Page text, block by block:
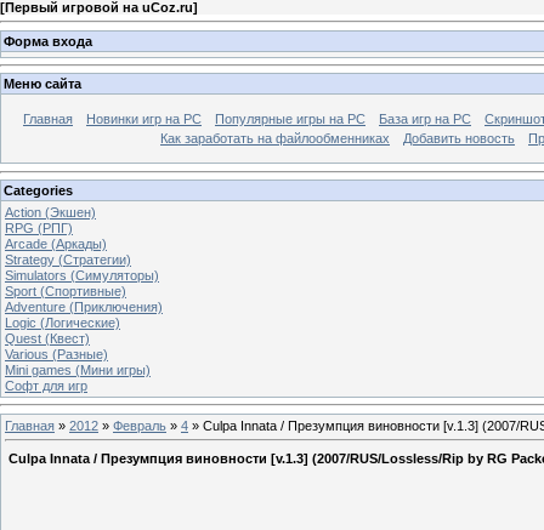
[Первый игровой на uCoz.ru]
Форма входа
Меню сайта
Главная Новинки игр на PC Популярные игры на PC База игр на РС
Как заработать на файлообменниках
Добавить новость
Categories
Action (Экшен)
RPG (РПГ)
Arcade (Аркады)
Strategy (Стратегии)
Simulators (Симуляторы)
Sport (Спортивные)
Adventure (Приключения)
Logic (Логические)
Quest (Квест)
Various (Разные)
Mini games (Мини игры)
Софт для игр
Главная » 2012 » Февраль » 4 » Culpa Innata / Презумпция виновности [v.1.3] (2007/
Culpa Innata / Презумпция виновности [v.1.3] (2007/RUS/Lossless/Rip by RG